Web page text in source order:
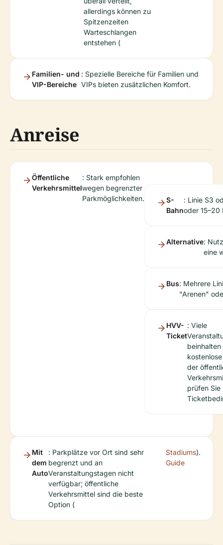
allerdings können zu
Spitzenzeiten
Warteschlangen
entstehen (
Familien- und
VIP-Bereiche
: Spezielle Bereiche für Familien und
VIPs bieten zusätzlichen Komfort.
Anreise
Öffentliche
Verkehrsmittel
: Stark empfohlen
wegen begrenzter
Parkmöglichkeiten.
S-
Bahn
: Linie S3
oder 15–20
Alternative:
eine
Bus: Mehrere
"Arenen"
HVV-
Ticket
: Viele
beinhalten
der
prüfen Sie
Mit
dem
Auto
: Parkplätze vor Ort sind sehr
begrenzt und an
Veranstaltungstagen nicht
verfügbar; öffentliche
Verkehrsmittel sind die beste
Option (
Stadiums
Guide
).